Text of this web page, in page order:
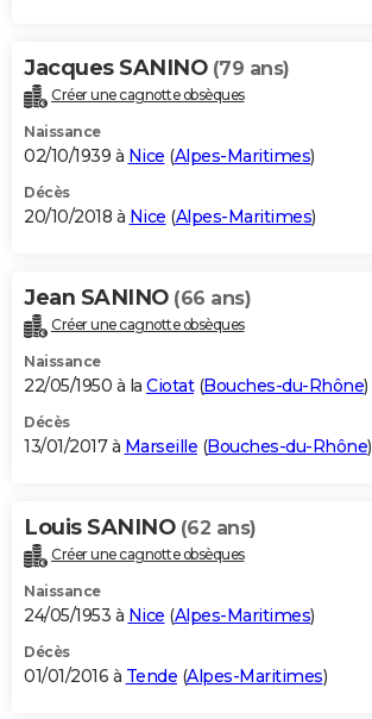
Jacques SANINO (79 ans)
Créer une cagnotte obsèques
Naissance
02/10/1939 à Nice (Alpes-Maritimes)
Décès
20/10/2018 à Nice (Alpes-Maritimes)
Jean SANINO (66 ans)
Créer une cagnotte obsèques
Naissance
22/05/1950 à la Ciotat(Bouches-du-Rhône)
Décès
13/01/2017 à Marseille (Bouches-du-Rhône)
Louis SANINO (62 ans)
Créer une cagnotte obsèques
Naissance
24/05/1953 à Nice (Alpes-Maritimes)
Décès
01/01/2016 à Tende (Alpes-Maritimes)